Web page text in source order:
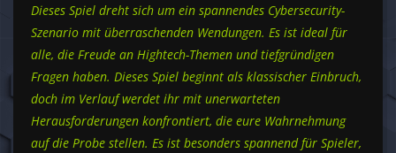
Dieses Spiel dreht sich um ein spannendes Cybersecurity-
Szenario mit überraschenden Wendungen. Es ist ideal für
alle, die Freude an Hightech-Themen und tiefgründigen
Fragen haben. Dieses Spiel beginnt als klassischer Einbruch,
doch im Verlauf werdet ihr mit unerwarteten
Herausforderungen konfrontiert, die eure Wahrnehmung
auf die Probe stellen. Es ist besonders spannend für Spieler,